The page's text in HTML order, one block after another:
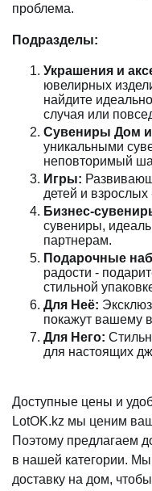
проблема.
Подразделы:
Украшения и
ювелирных
найдите
случая или
Сувениры Дом и
уникальными
неповторимый
Игры:
детей и взрослых
Бизнес-
сувениры,
партнерам.
Подарочные
радости -
стильной
Для Неё:
покажут вашему
Для Него:
для настоящих
Доступные цены и
LotOK.kz мы ценим
Поэтому предлагаем
в нашей категории.
доставку на дом,